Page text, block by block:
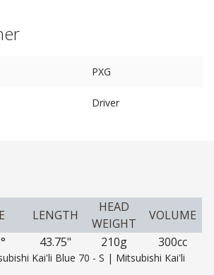
PXG
Driver
LENGTH
HEAD
WEIGHT
VOLUME
43.75" 210g 300cc
Kai'li Blue 70 - S | Mitsubishi Kai'li